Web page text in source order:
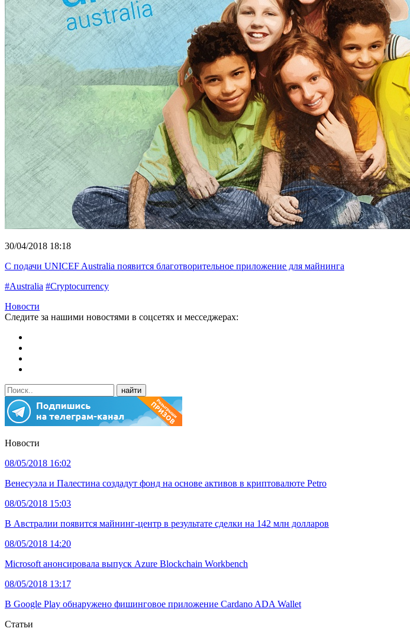
30/04/2018 18:18
С подачи UNICEF Australia появится благотворительное приложение для майнинга
#Australia #Cryptocurrency
Новости
Следите за нашими новостями в соцсетях и месседжерах:
Новости
08/05/2018 16:02
Венесуэла и Палестина создадут фонд на основе активов в криптовалюте Petro
08/05/2018 15:03
В Австралии появится майнинг-центр в результате сделки на 142 млн долларов
08/05/2018 14:20
Microsoft анонсировала выпуск Azure Blockchain Workbench
08/05/2018 13:17
В Google Play обнаружено фишинговое приложение Cardano ADA Wallet
Статьи